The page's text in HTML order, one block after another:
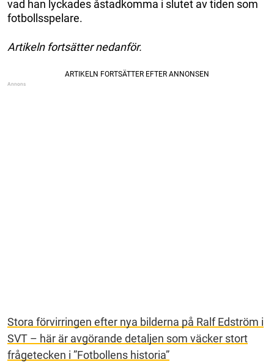
vad han lyckades åstadkomma i slutet av tiden som
fotbollsspelare.
Artikeln fortsätter nedanför.
Stora förvirringen efter nya bilderna på Ralf Edström i
SVT – här är avgörande detaljen som väcker stort
frågetecken i ”Fotbollens historia”